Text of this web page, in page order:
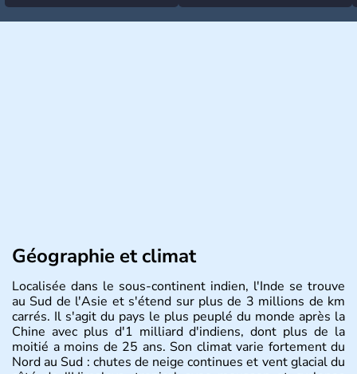
Géographie et climat
Localisée dans le sous-continent indien, l'Inde se trouve
au Sud de l'Asie et s'étend sur plus de 3 millions de km
carrés. Il s'agit du pays le plus peuplé du monde après la
Chine avec plus d'1 milliard d'indiens, dont plus de la
moitié a moins de 25 ans. Son climat varie fortement du
Nord au Sud : chutes de neige continues et vent glacial du